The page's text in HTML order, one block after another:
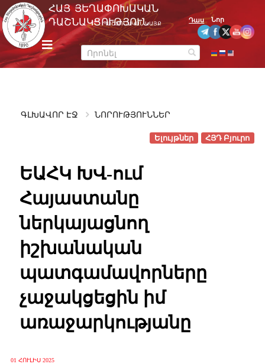
Skip
to
content
m
e
n
u
ՀԱՅ ՅԵՂԱՓՈԽԱԿԱՆ
ԴԱՇՆԱԿՑՈՒԹՅՈՒՆ
ՊԱՇՏՈՆԱԿԱՆ ԿԱՅՔ
Դաս Նոր
ԳԼԽԱՎՈՐ ԷՋ ՆՈՐՈՒԹՅՈՒՆՆԵՐ
ՀՅԴ Բյուրո
Ելույթներ
ԵԱՀԿ ԽՎ-ում
Հայաստանը
ներկայացնող
իշխանական
պատգամավորները
չաջակցեցին իմ
առաջարկությանը
01 ՀՈՒԼԻՍ 2025